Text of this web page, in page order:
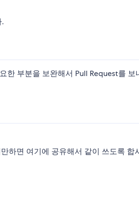
한 부분을 보완해서 Pull Request를
하면 여기에 공유해서 같이 쓰도록 합